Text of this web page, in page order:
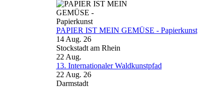
PAPIER IST MEIN GEMÜSE - Papierkunst
14 Aug. 26
Stockstadt am Rhein
22 Aug.
13. Internationaler Waldkunstpfad
22 Aug. 26
Darmstadt